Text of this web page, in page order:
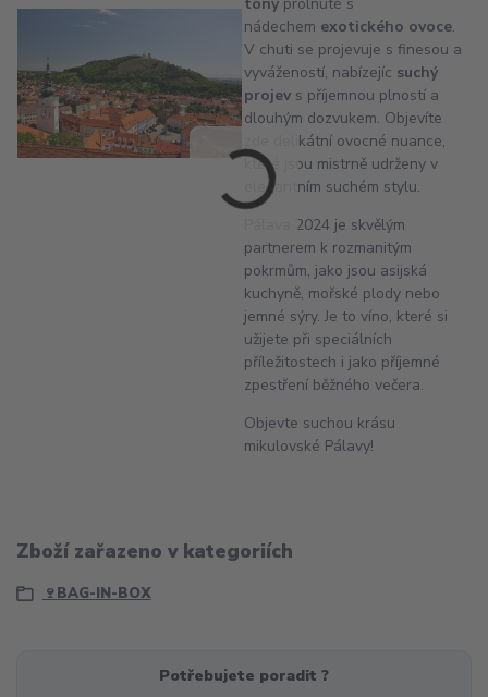
tóny prolnuté s
nádechem exotického ovoce.
V chuti se projevuje s finesou a
vyvážeností, nabízejíc suchý
projev s příjemnou plností a
dlouhým dozvukem. Objevíte
zde delikátní ovocné nuance,
které jsou mistrně udrženy v
elegantním suchém stylu.
Pálava 2024 je skvělým
partnerem k rozmanitým
pokrmům, jako jsou asijská
kuchyně, mořské plody nebo
jemné sýry. Je to víno, které si
užijete při speciálních
příležitostech i jako příjemné
zpestření běžného večera.
Objevte suchou krásu
mikulovské Pálavy!
Zboží zařazeno v kategoriích
🍷BAG-IN-BOX
Potřebujete poradit ?